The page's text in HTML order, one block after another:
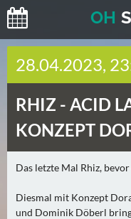
OH
H
E
T
E
(
)
M
28.04.2023,
RHIZ - ACID
KONZEPT
Das letzte Mal Rhiz,
Diesmal mit Konzept
und Dominik Döberl